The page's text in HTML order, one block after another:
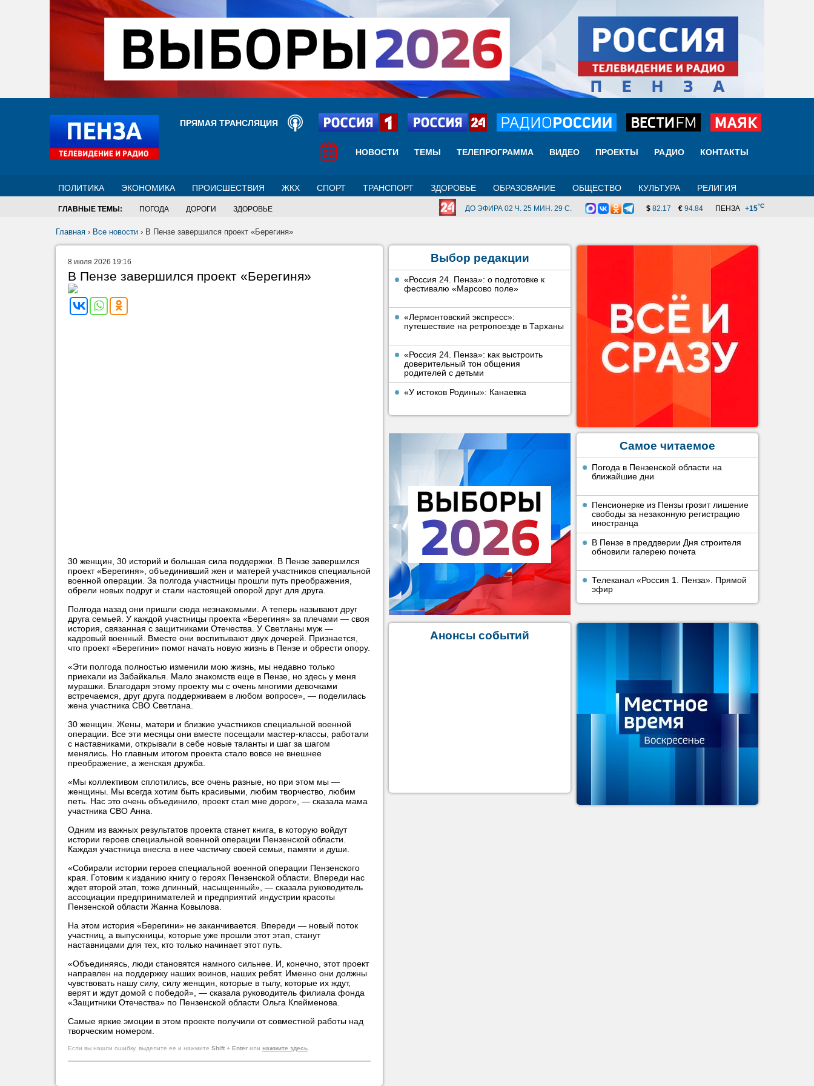
ПРЯМАЯ ТРАНСЛЯЦИЯ
НОВОСТИ ТЕМЫ ТЕЛЕПРОГРАММА ВИДЕО ПРОЕКТЫ РАДИО КОНТАКТЫ
ПОЛИТИКА ЭКОНОМИКА ПРОИСШЕСТВИЯ ЖКХ СПОРТ ТРАНСПОРТ ЗДОРОВЬЕ ОБРАЗОВАНИЕ ОБЩЕСТВО КУЛЬТУРА РЕЛИГИЯ
ГЛАВНЫЕ ТЕМЫ: ПОГОДА ДОРОГИ ЗДОРОВЬЕ ПЕНЗА +15°C
$ 82.17 € 94.84
ДО ЭФИРА 02 Ч. 25 МИН. 29 C.
Главная › Все новости › В Пензе завершился проект «Берегиня»
Выбор редакции
«Россия 24. Пенза»: о подготовке к
фестивалю «Марсово поле»
«Лермонтовский экспресс»:
путешествие на ретропоезде в Тарханы
«Россия 24. Пенза»: как выстроить
доверительный тон общения
родителей с детьми
«У истоков Родины»: Канаевка
Самое читаемое
Погода в Пензенской области на
ближайшие дни
Пенсионерке из Пензы грозит лишение
свободы за незаконную регистрацию
иностранца
В Пензе в преддверии Дня строителя
обновили галерею почета
Телеканал «Россия 1. Пенза». Прямой
эфир
Анонсы событий
8 июля 2026 19:16
В Пензе завершился проект «Берегиня»
30 женщин, 30 историй и большая сила поддержки. В Пензе завершился
проект «Берегиня», объединивший жен и матерей участников специальной
военной операции. За полгода участницы прошли путь преображения,
обрели новых подруг и стали настоящей опорой друг для друга.
Полгода назад они пришли сюда незнакомыми. А теперь называют друг
друга семьей. У каждой участницы проекта «Берегиня» за плечами — своя
история, связанная с защитниками Отечества. У Светланы муж —
кадровый военный. Вместе они воспитывают двух дочерей. Признается,
что проект «Берегини» помог начать новую жизнь в Пензе и обрести опору.
«Эти полгода полностью изменили мою жизнь, мы недавно только
приехали из Забайкалья. Мало знакомств еще в Пензе, но здесь у меня
мурашки. Благодаря этому проекту мы с очень многими девочками
встречаемся, друг друга поддерживаем в любом вопросе», — поделилась
жена участника СВО Светлана.
30 женщин. Жены, матери и близкие участников специальной военной
операции. Все эти месяцы они вместе посещали мастер-классы, работали
с наставниками, открывали в себе новые таланты и шаг за шагом
менялись. Но главным итогом проекта стало вовсе не внешнее
преображение, а женская дружба.
«Мы коллективом сплотились, все очень разные, но при этом мы —
женщины. Мы всегда хотим быть красивыми, любим творчество, любим
петь. Нас это очень объединило, проект стал мне дорог», — сказала мама
участника СВО Анна.
Одним из важных результатов проекта станет книга, в которую войдут
истории героев специальной военной операции Пензенской области.
Каждая участница внесла в нее частичку своей семьи, памяти и души.
«Собирали истории героев специальной военной операции Пензенского
края. Готовим к изданию книгу о героях Пензенской области. Впереди нас
ждет второй этап, тоже длинный, насыщенный», — сказала руководитель
ассоциации предпринимателей и предприятий индустрии красоты
Пензенской области Жанна Ковылова.
На этом история «Берегини» не заканчивается. Впереди — новый поток
участниц, а выпускницы, которые уже прошли этот этап, станут
наставницами для тех, кто только начинает этот путь.
«Объединяясь, люди становятся намного сильнее. И, конечно, этот проект
направлен на поддержку наших воинов, наших ребят. Именно они должны
чувствовать нашу силу, силу женщин, которые в тылу, которые их ждут,
верят и ждут домой с победой», — сказала руководитель филиала фонда
«Защитники Отечества» по Пензенской области Ольга Клейменова.
Самые яркие эмоции в этом проекте получили от совместной работы над
творческим номером.
Если вы нашли ошибку, выделите ее и нажмите Shift + Enter или нажмите здесь